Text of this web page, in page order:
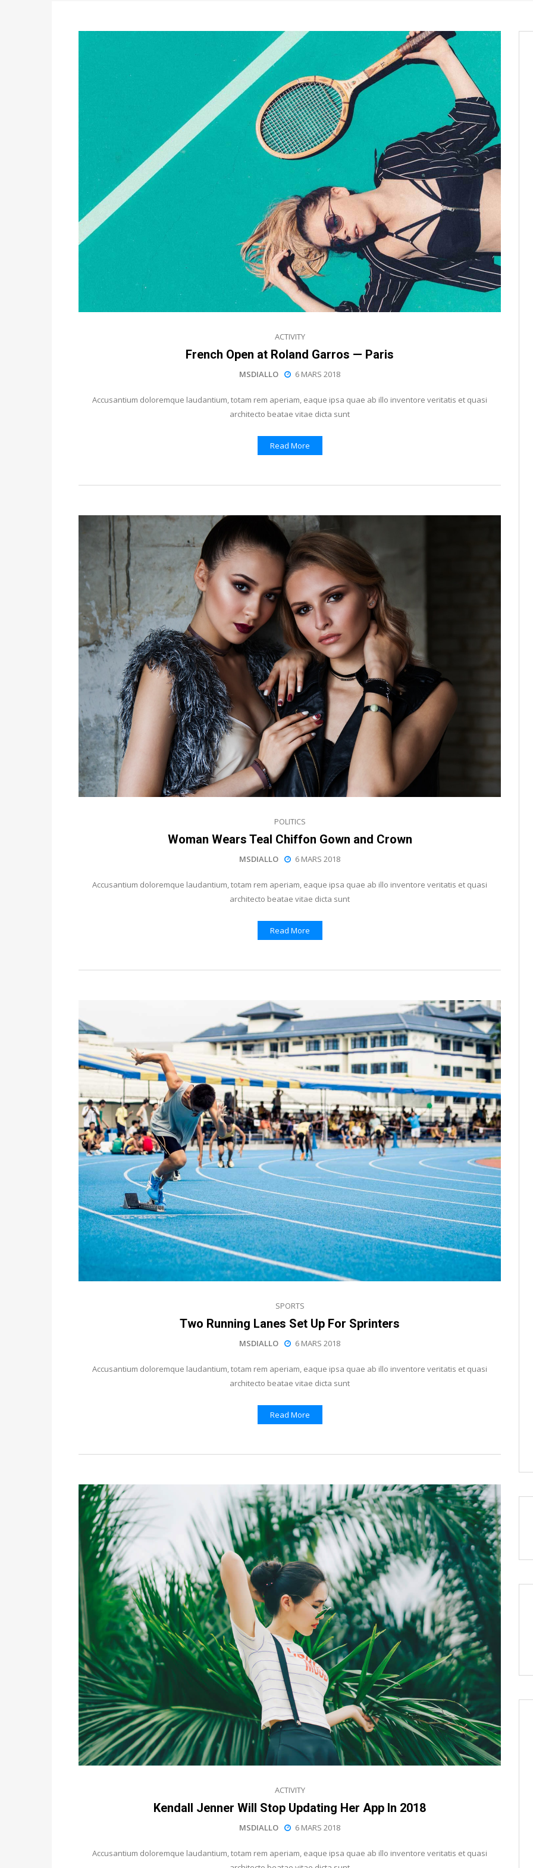
Politique-Délégués de bureaux de vote : vos informations à transmettre
avant le 16 mai 2026 à 16h
Politique Proclamation des résultats globaux provisoires et des
statistiques des législatives et communales : ce 4 juin à 18h
Suite de la publication des résultats partiels des élections de mai
ce 03 juin à 14h
Politique-Suite de la publication des résultats partiels des élections de mai
– mardi 02 juin à 17h
ACTIVITY
French Open at Roland Garros — Paris
MSDIALLO 6 MARS 2018
Accusantium doloremque laudantium, totam rem aperiam, eaque ipsa quae ab illo inventore veritatis et quasi
architecto beatae vitae dicta sunt
Read More
POLITICS
Woman Wears Teal Chiffon Gown and Crown
MSDIALLO 6 MARS 2018
Accusantium doloremque laudantium, totam rem aperiam, eaque ipsa quae ab illo inventore veritatis et quasi
architecto beatae vitae dicta sunt
Read More
SPORTS
Two Running Lanes Set Up For Sprinters
MSDIALLO 6 MARS 2018
Accusantium doloremque laudantium, totam rem aperiam, eaque ipsa quae ab illo inventore veritatis et quasi
architecto beatae vitae dicta sunt
Read More
ACTIVITY
Kendall Jenner Will Stop Updating Her App In 2018
MSDIALLO 6 MARS 2018
Accusantium doloremque laudantium, totam rem aperiam, eaque ipsa quae ab illo inventore veritatis et quasi